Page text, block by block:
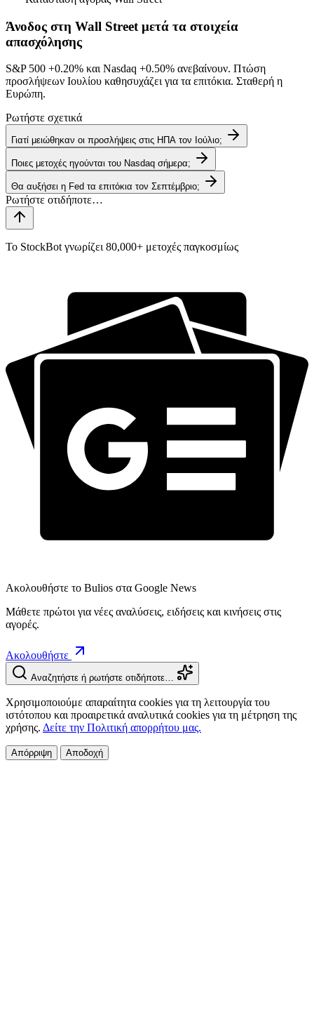
Άνοδος στη Wall Street μετά τα στοιχεία
απασχόλησης
S&P 500 +0.20% και Nasdaq +0.50% ανεβαίνουν. Πτώση
προσλήψεων Ιουλίου καθησυχάζει για τα επιτόκια. Σταθερή η
Ευρώπη.
Ρωτήστε σχετικά
Γιατί μειώθηκαν οι προσλήψεις στις ΗΠΑ τον Ιούλιο;
Ποιες μετοχές ηγούνται του Nasdaq σήμερα;
Θα αυξήσει η Fed τα επιτόκια τον Σεπτέμβριο;
Το StockBot γνωρίζει 80,000+ μετοχές παγκοσμίως
Ακολουθήστε το Bulios στα Google News
Μάθετε πρώτοι για νέες αναλύσεις, ειδήσεις και κινήσεις στις
αγορές.
Ακολουθήστε
Αναζητήστε ή ρωτήστε οτιδήποτε…
Χρησιμοποιούμε απαραίτητα cookies για τη λειτουργία του
ιστότοπου και προαιρετικά αναλυτικά cookies για τη μέτρηση της
χρήσης. Δείτε την Πολιτική απορρήτου μας.
Απόρριψη Αποδοχή